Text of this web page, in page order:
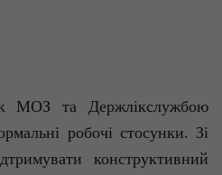
та Держлікслужбою
робочі стосунки. Зі
конструктивний